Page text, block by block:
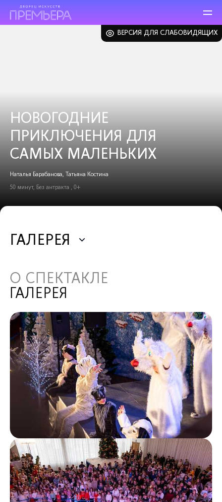
ВЕРСИЯ ДЛЯ СЛАБОВИДЯЩИХ
НОВОГОДНИЕ
ПРИКЛЮЧЕНИЯ ДЛЯ
САМЫХ МАЛЕНЬКИХ
Наталья Барабанова, Татьяна Костина
50 минут, Без антракта , 0+
ГАЛЕРЕЯ
О СПЕКТАКЛЕ
ГАЛЕРЕЯ